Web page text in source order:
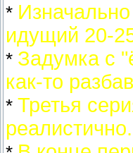
*
идущий 20-
* Задумка с
как-то
* Третья
реалистично.